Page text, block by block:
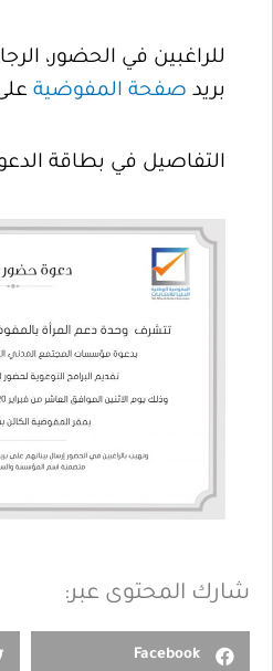
للراغبين في الحضور،
بريد صفحة المفوضية
التفاصيل في بطاقة
شارك المحتوى عبر:
Facebook